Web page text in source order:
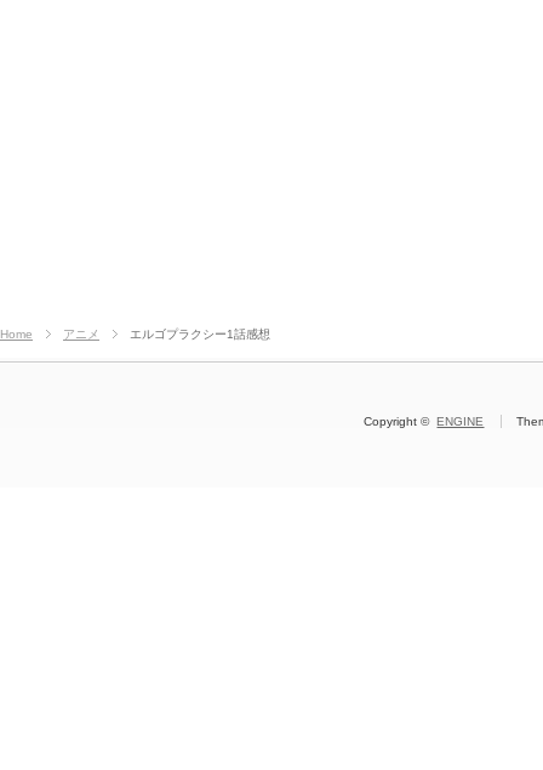
Home アニメ エルゴプラクシー1話感想
Copyright ©ENGINE